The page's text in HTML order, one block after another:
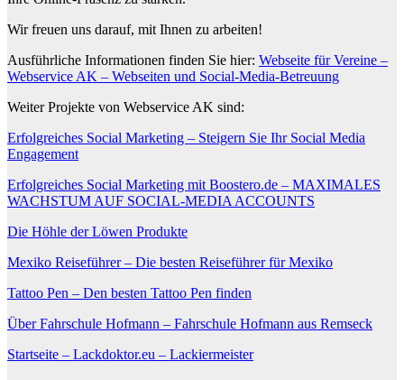
Wir freuen uns darauf, mit Ihnen zu arbeiten!
Ausführliche Informationen finden Sie hier: Webseite für Vereine –
Webservice AK – Webseiten und Social-Media-Betreuung
Weiter Projekte von Webservice AK sind:
Erfolgreiches Social Marketing – Steigern Sie Ihr Social Media
Engagement
Erfolgreiches Social Marketing mit Boostero.de – MAXIMALES
WACHSTUM AUF SOCIAL-MEDIA ACCOUNTS
Die Höhle der Löwen Produkte
Mexiko Reiseführer – Die besten Reiseführer für Mexiko
Tattoo Pen – Den besten Tattoo Pen finden
Über Fahrschule Hofmann – Fahrschule Hofmann aus Remseck
Startseite – Lackdoktor.eu – Lackiermeister